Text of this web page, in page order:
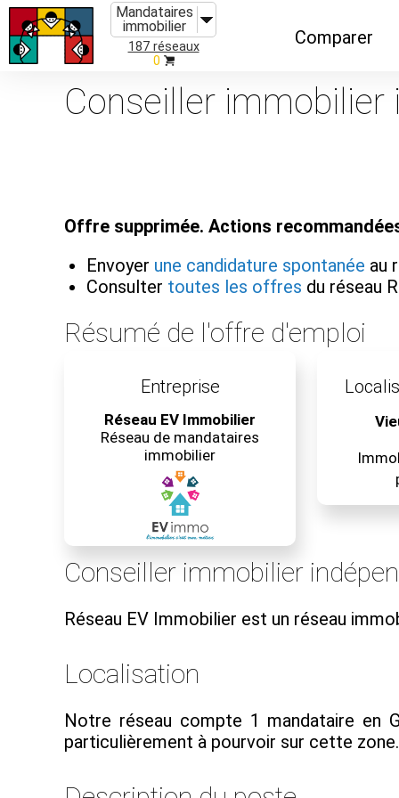
Mandataires
immobilier
187 réseaux
0
Comparer
Caractéristiques
Organismes de
Conseiller immobilier
Offre supprimée. Actions
Envoyer une candidature spontanée au
Consulter toutes les offres du réseau
Résumé de l'offre d'emploi
Entreprise
Réseau EV Immobilier
Réseau de mandataires
immobilier
Conseiller immobilier
Réseau EV Immobilier est un réseau
Localisation
Notre réseau compte 1 mandataire en
particulièrement à pourvoir sur cette